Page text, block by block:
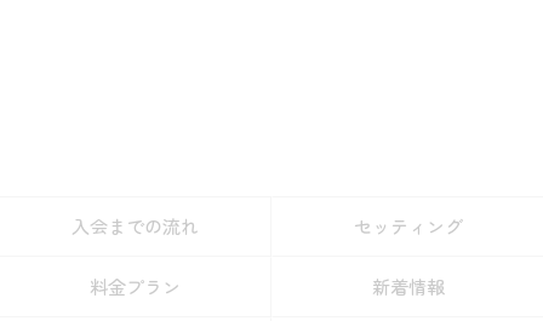
入会までの流れ セッティング
料金プラン 新着情報